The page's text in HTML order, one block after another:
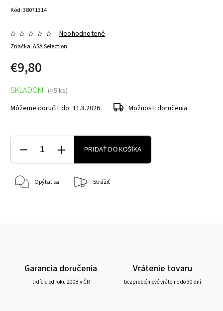
Kód:38071314
Značka:ASA Selection
Neohodnotené
€9,80
SKLADOM (>5 ks)
Môžeme doručiť do: 11.8.2026 Možnosti doručenia
PRIDAŤ DO KOŠÍKA
Opýtať sa Strážiť
Garancia doručenia
trdícia od roku 2008 v ČR
Vrátenie tovaru
bezproblémové vrátenie do 30 dní